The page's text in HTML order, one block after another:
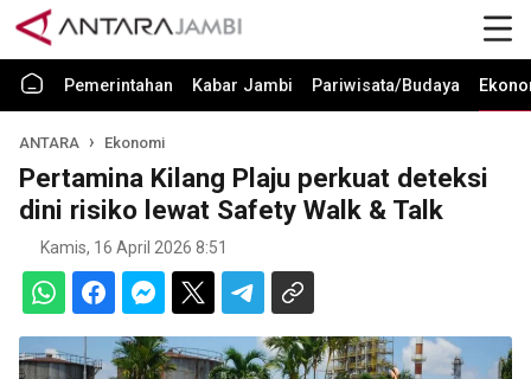
Pemerintahan Kabar Jambi Pariwisata/Budaya
ANTARA Ekonomi
Pertamina Kilang Plaju perkuat deteksi
dini risiko lewat Safety Walk & Talk
Kamis, 16 April 2026 8:51